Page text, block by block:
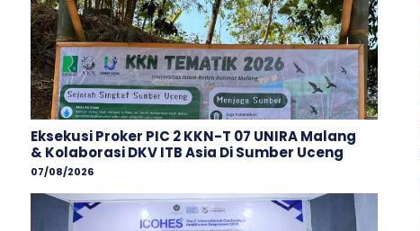
Eksekusi Proker PIC 2 KKN-T 07 UNIRA Malang
& Kolaborasi DKV ITB Asia Di Sumber Uceng
07/08/2026